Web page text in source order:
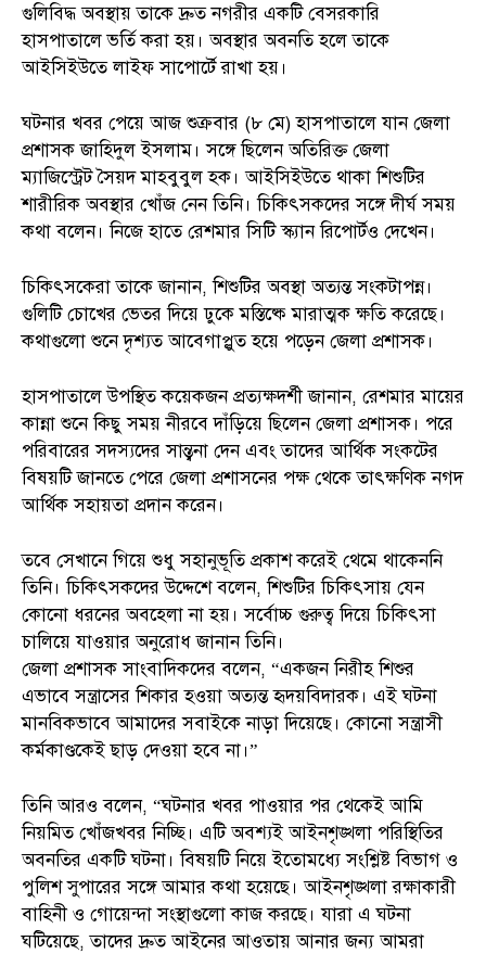
গুলিবিদ্ধ অবস্থায় তাকে দ্রুত নগরীর একটি বেসরকারি
হাসপাতালে ভর্তি করা হয়। অবস্থার অবনতি হলে তাকে
আইসিইউতে লাইফ সাপোর্টে রাখা হয়।
ঘটনার খবর পেয়ে আজ শুক্রবার (৮ মে) হাসপাতালে যান জেলা
প্রশাসক জাহিদুল ইসলাম। সঙ্গে ছিলেন অতিরিক্ত জেলা
ম্যাজিস্ট্রেট সৈয়দ মাহবুবুল হক। আইসিইউতে থাকা শিশুটির
শারীরিক অবস্থার খোঁজ নেন তিনি। চিকিৎসকদের সঙ্গে দীর্ঘ সময়
কথা বলেন। নিজে হাতে রেশমার সিটি স্ক্যান রিপোর্টও দেখেন।
চিকিৎসকেরা তাকে জানান, শিশুটির অবস্থা অত্যন্ত সংকটাপন্ন।
গুলিটি চোখের ভেতর দিয়ে ঢুকে মস্তিষ্কে মারাত্মক ক্ষতি করেছে।
কথাগুলো শুনে দৃশ্যত আবেগাপ্লুত হয়ে পড়েন জেলা প্রশাসক।
হাসপাতালে উপস্থিত কয়েকজন প্রত্যক্ষদর্শী জানান, রেশমার মায়ের
কান্না শুনে কিছু সময় নীরবে দাঁড়িয়ে ছিলেন জেলা প্রশাসক। পরে
পরিবারের সদস্যদের সান্ত্বনা দেন এবং তাদের আর্থিক সংকটের
বিষয়টি জানতে পেরে জেলা প্রশাসনের পক্ষ থেকে তাৎক্ষণিক নগদ
আর্থিক সহায়তা প্রদান করেন।
তবে সেখানে গিয়ে শুধু সহানুভূতি প্রকাশ করেই থেমে থাকেননি
তিনি। চিকিৎসকদের উদ্দেশে বলেন, শিশুটির চিকিৎসায় যেন
কোনো ধরনের অবহেলা না হয়। সর্বোচ্চ গুরুত্ব দিয়ে চিকিৎসা
চালিয়ে যাওয়ার অনুরোধ জানান তিনি।
জেলা প্রশাসক সাংবাদিকদের বলেন, “একজন নিরীহ শিশুর
এভাবে সন্ত্রাসের শিকার হওয়া অত্যন্ত হৃদয়বিদারক। এই ঘটনা
মানবিকভাবে আমাদের সবাইকে নাড়া দিয়েছে। কোনো সন্ত্রাসী
কর্মকাণ্ডকেই ছাড় দেওয়া হবে না।”
তিনি আরও বলেন, “ঘটনার খবর পাওয়ার পর থেকেই আমি
নিয়মিত খোঁজখবর নিচ্ছি। এটি অবশ্যই আইনশৃঙ্খলা পরিস্থিতির
অবনতির একটি ঘটনা। বিষয়টি নিয়ে ইতোমধ্যে সংশ্লিষ্ট বিভাগ ও
পুলিশ সুপারের সঙ্গে আমার কথা হয়েছে। আইনশৃঙ্খলা রক্ষাকারী
বাহিনী ও গোয়েন্দা সংস্থাগুলো কাজ করছে। যারা এ ঘটনা
ঘটিয়েছে, তাদের দ্রুত আইনের আওতায় আনার জন্য আমরা